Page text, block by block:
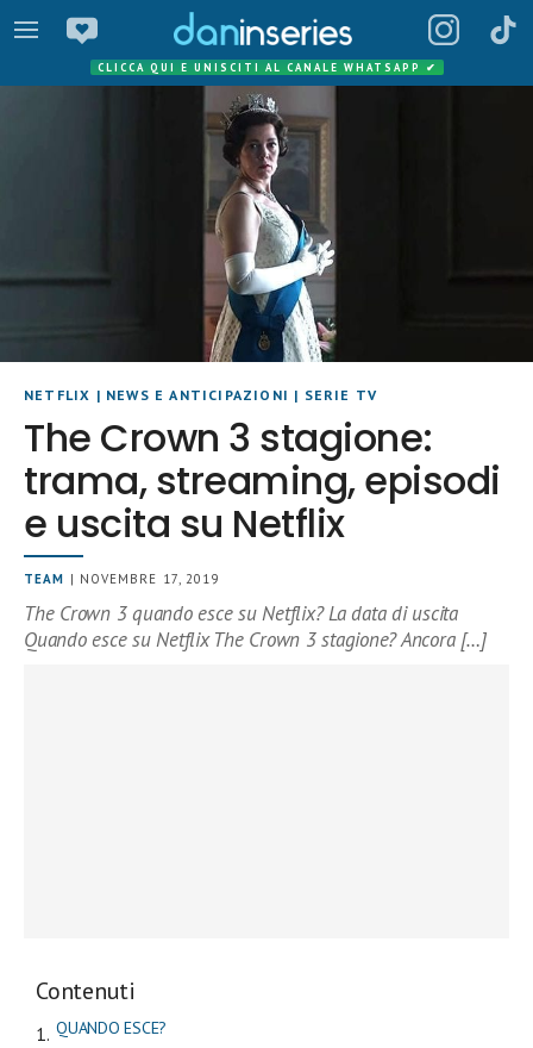
CLICCA QUI E UNISCITI AL CANALE WHATSAPP ✔
NETFLIX | NEWS E ANTICIPAZIONI | SERIE TV
The Crown 3 stagione:
trama, streaming, episodi
e uscita su Netflix
TEAM | NOVEMBRE 17, 2019
The Crown 3 quando esce su Netflix? La data di uscita
Quando esce su Netflix The Crown 3 stagione? Ancora […]
Contenuti
QUANDO ESCE?